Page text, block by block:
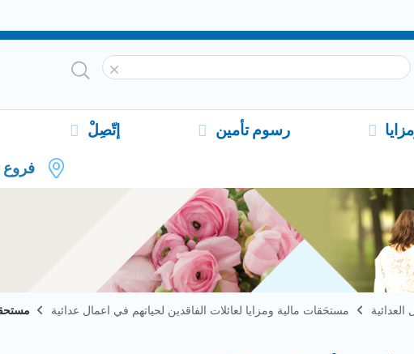
رسوم تأمين إتّصِلْ
مستحَقات مالية ومزايا لعائلات الفاقدين لحياتهم في اعمال عدائية